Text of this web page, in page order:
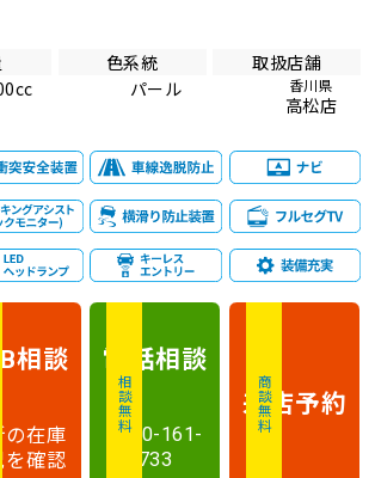
色系統
パール
取扱店舗
香川県
高松店
相談
在庫
確認
相談無料
電話相談
0120-161-
733
商談無料
来店予約